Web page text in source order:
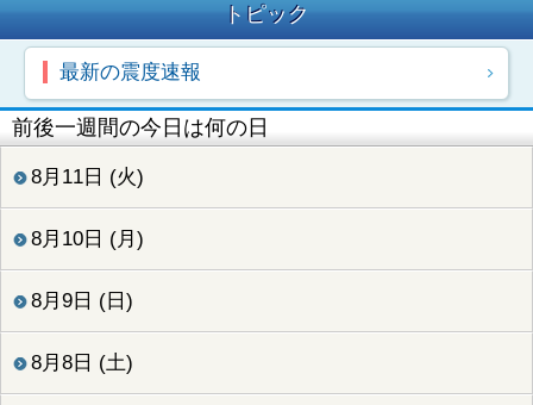
トピック
最新の震度速報
前後一週間の今日は何の日
8月11日 (火)
8月10日 (月)
8月9日 (日)
8月8日 (土)